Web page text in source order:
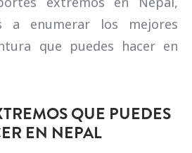
a enumerar los mejores
que puedes hacer en
QUE PUEDES
EN NEPAL